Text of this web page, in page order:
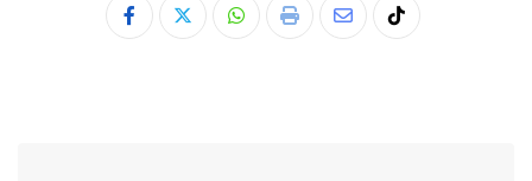
Whatsapp
Print
ShareTiktok